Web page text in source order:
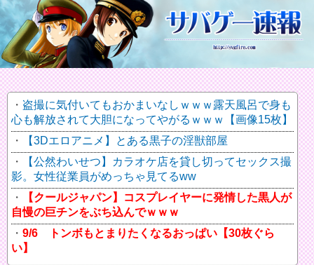
盗撮に気付いてもおかまいなしｗｗｗ露天風呂で身も
心も解放されて大胆になってやがるｗｗｗ【画像15枚】
【3Dエロアニメ】とある黒子の淫獣部屋
【公然わいせつ】カラオケ店を貸し切ってセックス撮
影。女性従業員がめっちゃ見てるww
【クールジャパン】コスプレイヤーに発情した黒人が
自慢の巨チンをぶち込んでｗｗｗ
9/6 トンボもとまりたくなるおっぱい【30枚ぐら
い】